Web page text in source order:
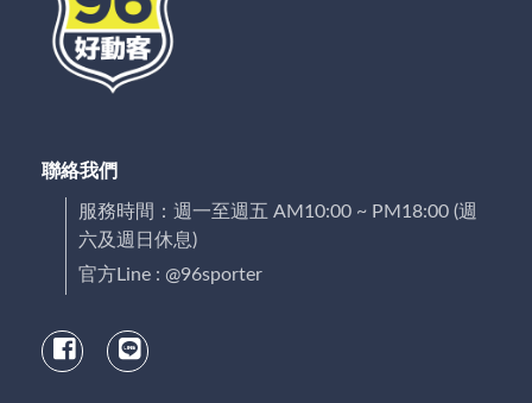
聯絡我們
服務時間：週一至週五 AM10:00 ~ PM18:00 (週
六及週日休息)
官方Line : @96sporter